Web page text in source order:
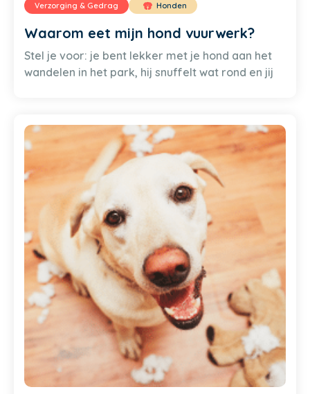
Verzorging & Gedrag Honden
Waarom eet mijn hond vuurwerk?
Stel je voor: je bent lekker met je hond aan het
wandelen in het park, hij snuffelt wat rond en jij